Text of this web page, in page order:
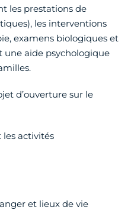
les prestations de
les interventions
examens biologiques et
une aide psychologique
d’ouverture sur le
activités
et lieux de vie